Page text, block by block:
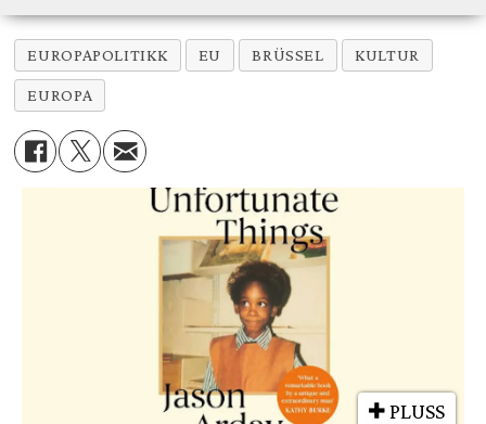
EUROPAPOLITIKK EU BRÜSSEL KULTUR
EUROPA
PLUSS